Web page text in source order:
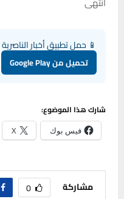
📱 حمل تطبيق أخبار
تحميل من Google Play
شارك هذا الموضوع:
فيس بوك X
مشاركة 0